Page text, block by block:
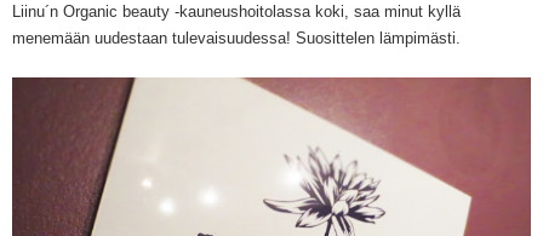
Liinu´n Organic beauty -kauneushoitolassa koki, saa minut kyllä
menemään uudestaan tulevaisuudessa! Suosittelen lämpimästi.